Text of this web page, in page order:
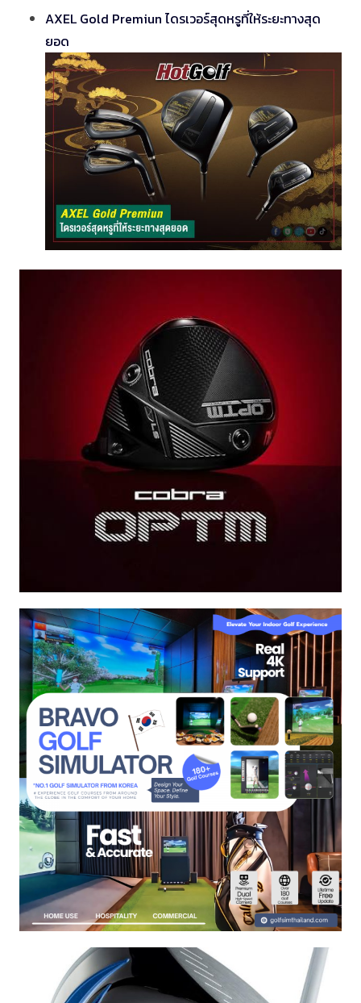
AXEL Gold Premiun ไดรเวอร์สุดหรูที่ให้ระยะทางสุด
ยอด